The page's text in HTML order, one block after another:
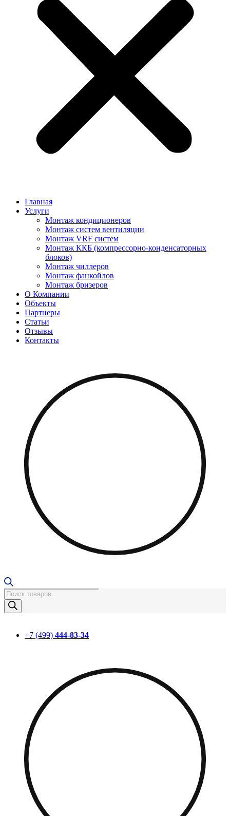
Главная
Услуги
Монтаж кондиционеров
Монтаж cистем вентиляции
Монтаж VRF систем
Монтаж ККБ (компрессорно-конденсаторных
блоков)
Монтаж чиллеров
Монтаж фанкойлов
Монтаж бризеров
О Компании
Объекты
Партнеры
Статьи
Отзывы
Контакты
Поиск
товаров
+7 (499) 444-83-34